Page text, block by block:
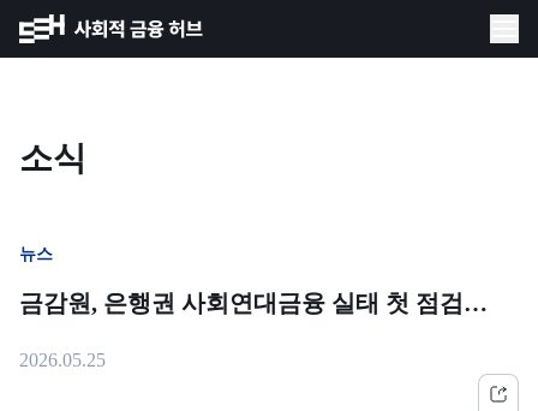
소식
뉴스
금감원, 은행권 사회연대금융 실태 첫 점검…
2026.05.25